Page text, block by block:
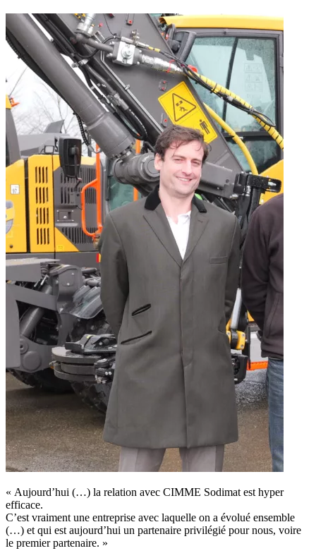
« Aujourd’hui (…) la relation avec CIMME Sodimat est hyper
efficace.
C’est vraiment une entreprise avec laquelle on a évolué ensemble
(…) et qui est aujourd’hui un partenaire privilégié pour nous, voire
le premier partenaire. »